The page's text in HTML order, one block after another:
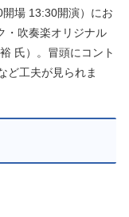
開場 13:30開演）にお
・吹奏楽オリジナル
氏）。冒頭にコント
ど工夫が見られま